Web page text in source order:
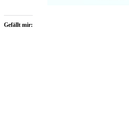
Gefällt mir: